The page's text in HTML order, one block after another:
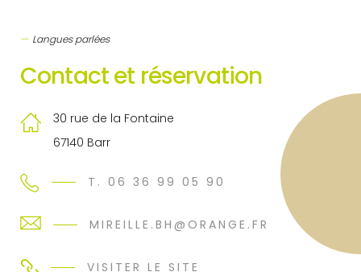
Langues parlées
Contact et réservation
30 rue de la Fontaine
67140 Barr
T. 06 36 99 05 90
MIREILLE.BH@ORANGE.FR
VISITER LE SITE